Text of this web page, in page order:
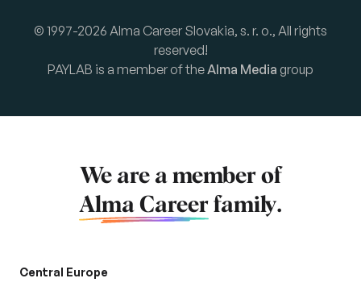
© 1997-2026 Alma Career Slovakia, s. r. o., All rights
reserved!
PAYLAB is a member of theAlma Media group
We are a member of
Alma Career family.
Central Europe